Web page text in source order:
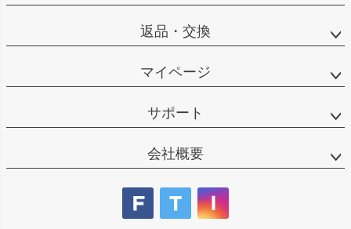
返品・交換
マイページ
サポート
会社概要